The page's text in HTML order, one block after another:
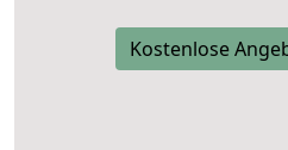
Kostenlose